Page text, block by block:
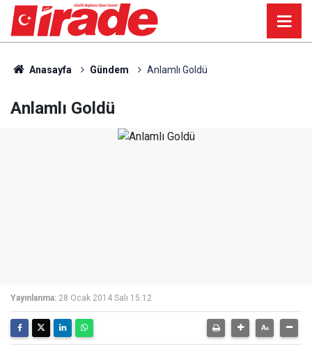
Anasayfa Gündem Anlamlı Goldü
Anlamlı Goldü
Yayınlanma: 28 Ocak 2014 Salı 15:12